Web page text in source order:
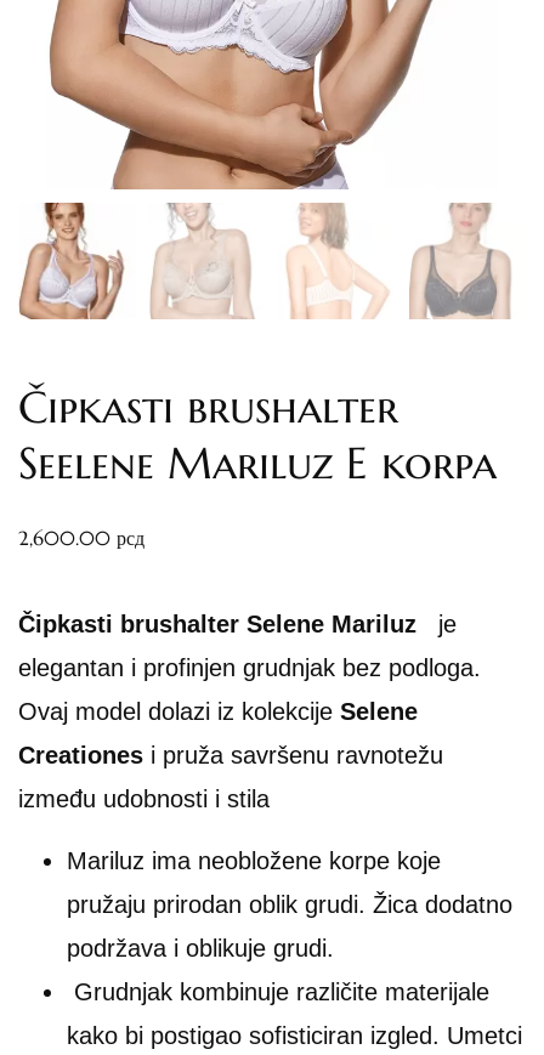
Čipkasti brushalter
Seelene Mariluz E korpa
2,600.00 рсд
Čipkasti brushalter Selene Mariluz
je
elegantan i profinjen grudnjak bez podloga.
Ovaj model dolazi iz kolekcije Selene
Creationes i pruža savršenu ravnotežu
između udobnosti i stila
Mariluz ima neobložene korpe koje
pružaju prirodan oblik grudi. Žica dodatno
podržava i oblikuje grudi.
Grudnjak kombinuje različite materijale
kako bi postigao sofisticiran izgled. Umetci